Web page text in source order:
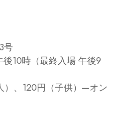
号
10時（最終入場 午後9
）、120円（子供）—オン